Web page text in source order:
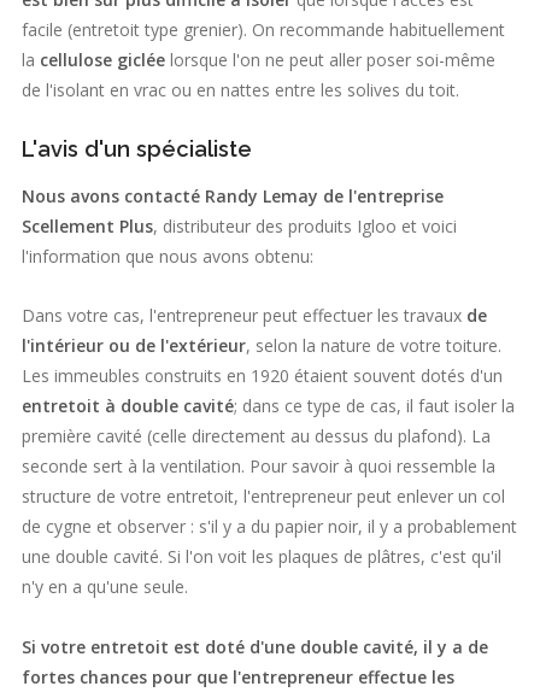
facile (entretoit type grenier). On recommande habituellement
la cellulose giclée lorsque l'on ne peut aller poser soi-même
de l'isolant en vrac ou en nattes entre les solives du toit.
L'avis d'un spécialiste
Nous avons contacté Randy Lemay de l'entreprise
Scellement Plus, distributeur des produits Igloo et voici
l'information que nous avons obtenu:
Dans votre cas, l'entrepreneur peut effectuer les travaux de
l'intérieur ou de l'extérieur, selon la nature de votre toiture.
Les immeubles construits en 1920 étaient souvent dotés d'un
entretoit à double cavité; dans ce type de cas, il faut isoler la
première cavité (celle directement au dessus du plafond). La
seconde sert à la ventilation. Pour savoir à quoi ressemble la
structure de votre entretoit, l'entrepreneur peut enlever un col
de cygne et observer : s'il y a du papier noir, il y a probablement
une double cavité. Si l'on voit les plaques de plâtres, c'est qu'il
n'y en a qu'une seule.
Si votre entretoit est doté d'une double cavité, il y a de
fortes chances pour que l'entrepreneur effectue les